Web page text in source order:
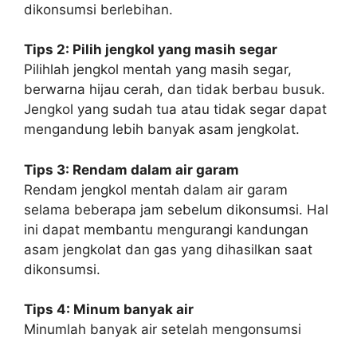
dikonsumsi berlebihan.
Tips 2: Pilih jengkol yang masih segar
Pilihlah jengkol mentah yang masih segar,
berwarna hijau cerah, dan tidak berbau busuk.
Jengkol yang sudah tua atau tidak segar dapat
mengandung lebih banyak asam jengkolat.
Tips 3: Rendam dalam air garam
Rendam jengkol mentah dalam air garam
selama beberapa jam sebelum dikonsumsi. Hal
ini dapat membantu mengurangi kandungan
asam jengkolat dan gas yang dihasilkan saat
dikonsumsi.
Tips 4: Minum banyak air
Minumlah banyak air setelah mengonsumsi